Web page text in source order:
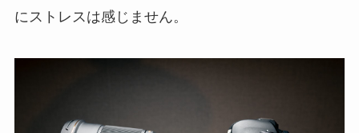
にストレスは感じません。